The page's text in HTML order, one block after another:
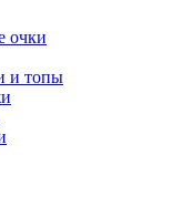
очки
и топы